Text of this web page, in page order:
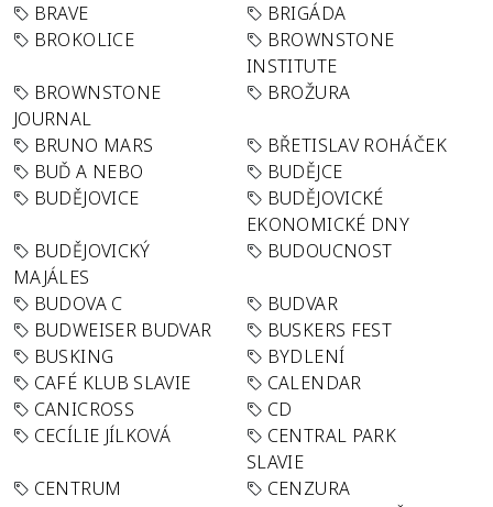
BRAVE
BRIGÁDA
BROKOLICE
BROWNSTONE
INSTITUTE
BROWNSTONE
JOURNAL
BROŽURA
BRUNO MARS
BŘETISLAV ROHÁČEK
BUĎ A NEBO
BUDĚJCE
BUDĚJOVICE
BUDĚJOVICKÉ
EKONOMICKÉ DNY
BUDĚJOVICKÝ
MAJÁLES
BUDOUCNOST
BUDOVA C
BUDVAR
BUDWEISER BUDVAR
BUSKERS FEST
BUSKING
BYDLENÍ
CAFÉ KLUB SLAVIE
CALENDAR
CANICROSS
CD
CECÍLIE JÍLKOVÁ
CENTRAL PARK
SLAVIE
CENTRUM
CENZURA